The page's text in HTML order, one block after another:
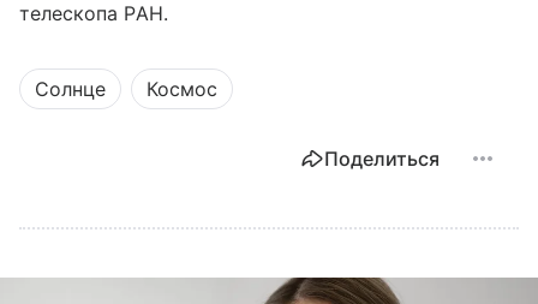
телескопа РАН.
Солнце Космос
Поделиться